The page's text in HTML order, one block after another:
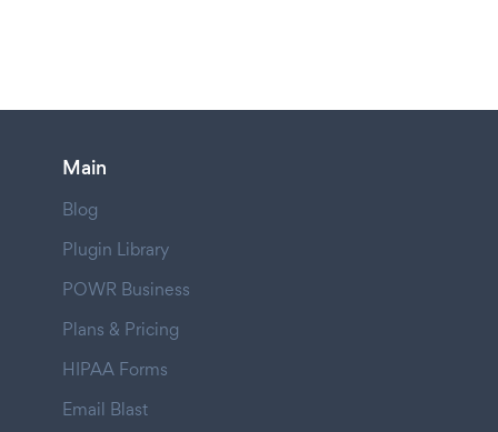
Main
Blog
Plugin Library
POWR Business
Plans & Pricing
HIPAA Forms
Email Blast